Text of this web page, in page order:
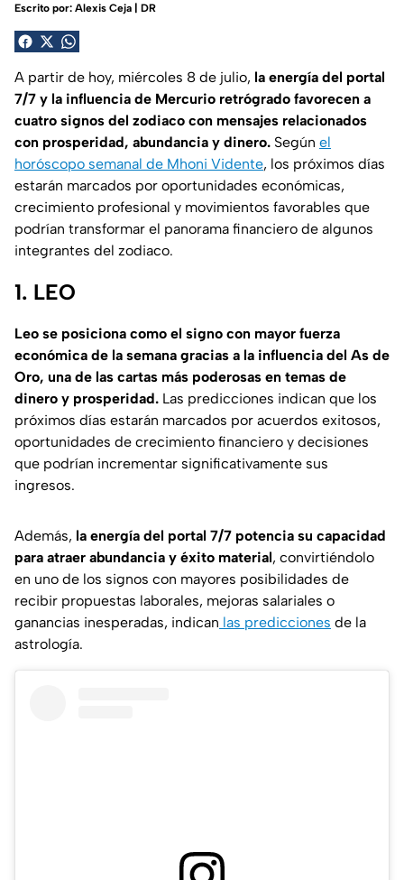
Escrito por: Alexis Ceja | DR
A partir de hoy, miércoles 8 de julio, la energía del portal
7/7 y la influencia de Mercurio retrógrado favorecen a
cuatro signos del zodiaco con mensajes relacionados
con prosperidad, abundancia y dinero. Según el
horóscopo semanal de Mhoni Vidente, los próximos días
estarán marcados por oportunidades económicas,
crecimiento profesional y movimientos favorables que
podrían transformar el panorama financiero de algunos
integrantes del zodiaco.
1. LEO
Leo se posiciona como el signo con mayor fuerza
económica de la semana gracias a la influencia del As de
Oro, una de las cartas más poderosas en temas de
dinero y prosperidad. Las predicciones indican que los
próximos días estarán marcados por acuerdos exitosos,
oportunidades de crecimiento financiero y decisiones
que podrían incrementar significativamente sus
ingresos.
Además, la energía del portal 7/7 potencia su capacidad
para atraer abundancia y éxito material, convirtiéndolo
en uno de los signos con mayores posibilidades de
recibir propuestas laborales, mejoras salariales o
ganancias inesperadas, indican las predicciones de la
astrología.